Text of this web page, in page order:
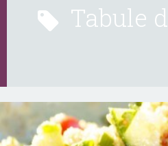
Tabule